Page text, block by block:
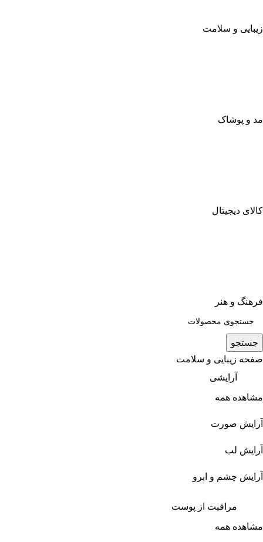
زیبایی و سلامت
مد و پوشاک
کالای دیجیتال
فرهنگ و هنر
جستجو
صفحه زیبایی و سلامت
آرایشی
مشاهده همه
آرایش صورت
آرایش لب
آرایش چشم و ابرو
مراقبت از پوست
مشاهده همه